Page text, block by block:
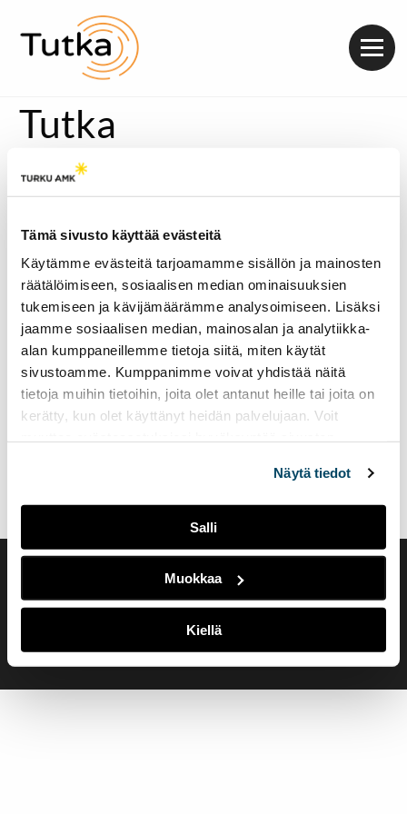
Tämä sivusto käyttää evästeitä
Käytämme evästeitä tarjoamamme sisällön ja mainosten
räätälöimiseen, sosiaalisen median ominaisuuksien
tukemiseen ja kävijämäärämme analysoimiseen. Lisäksi
jaamme sosiaalisen median, mainosalan ja analytiikka-
alan kumppaneillemme tietoja siitä, miten käytät
sivustoamme. Kumppanimme voivat yhdistää näitä
tietoja muihin tietoihin, joita olet antanut heille tai joita on
kerätty, kun olet käyttänyt heidän palvelujaan. Voit
Näytä tiedot
Salli
Muokkaa
Kiellä
Tutka
Saavutettavuusseloste
Evästeasetukset